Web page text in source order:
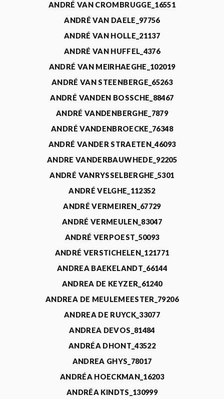
ANDRÉ VAN CROMBRUGGE_16551
ANDRÉ VAN DAELE_97756
ANDRÉ VAN HOLLE_21137
ANDRÉ VAN HUFFEL_4376
ANDRÉ VAN MEIRHAEGHE_102019
ANDRÉ VAN STEENBERGE_65263
ANDRÉ VANDEN BOSSCHE_88467
ANDRÉ VANDENBERGHE_7879
ANDRÉ VANDENBROECKE_76348
ANDRÉ VANDER STRAETEN_46093
ANDRE VANDERBAUWHEDE_92205
ANDRÉ VANRYSSELBERGHE_5301
ANDRÉ VELGHE_112352
ANDRÉ VERMEIREN_67729
ANDRÉ VERMEULEN_83047
ANDRÉ VERPOEST_50093
ANDRÉ VERSTICHELEN_121771
ANDREA BAEKELANDT_66144
ANDREA DE KEYZER_61240
ANDREA DE MEULEMEESTER_79206
ANDREA DE RUYCK_33077
ANDREA DEVOS_81484
ANDRÉA DHONT_43522
ANDREA GHYS_78017
ANDRÉA HOECKMAN_16203
ANDRÉA KINDTS_130999